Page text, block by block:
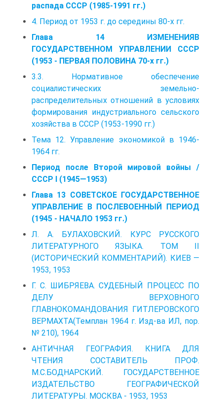
распада СССР (1985-1991 гг.)
4. Период от 1953 г. до середины 80-х гг.
Глава 14 ИЗМЕНЕНИЯВ
ГОСУДАРСТВЕННОМ УПРАВЛЕНИИ СССР
(1953 - ПЕРВАЯ ПОЛОВИНА 70-х гг.)
3.3. Нормативное обеспечение
социалистических земельно­
распределительных отношений в условиях
формирования индустриального сель­ского
хозяйства в СССР (1953-1990 гг.)
Тема 12. Управление экономикой в 1946-
1964 гг.
Период после Второй мировой войны /
CCCP I (1945—1953)
Глава 13 СОВЕТСКОЕ ГОСУДАРСТВЕННОЕ
УПРАВЛЕНИЕ В ПОСЛЕВОЕННЫЙ ПЕРИОД
(1945 - НАЧАЛО 1953 гг.)
Л. А. БУЛАХОВСКИЙ. КУРС РУССКОГО
ЛИТЕРАТУРНОГО ЯЗЫКА. ТОМ II
(ИСТОРИЧЕСКИЙ КОММЕНТАРИЙ). КИЕВ —
1953, 1953
Г. С. ШИБРЯЕВА. СУДЕБНЫЙ ПРОЦЕСС ПО
ДЕЛУ ВЕРХОВНОГО
ГЛАВНОКОМАНДОВАНИЯ ГИТЛЕРОВСКОГО
ВЕРМАХТА(Темплан 1964 г. Изд-ва ИЛ, пор.
№ 210), 1964
АНТИЧНАЯ ГЕОГРАФИЯ. КНИГА ДЛЯ
ЧТЕНИЯ СОСТАВИТЕЛЬ ПРОФ.
М.С.БОДНАРСКИЙ. ГОСУДАРСТВЕННОЕ
ИЗДАТЕЛЬСТВО ГЕОГРАФИЧЕСКОЙ
ЛИТЕРАТУРЫ. МОСКВА - 1953, 1953